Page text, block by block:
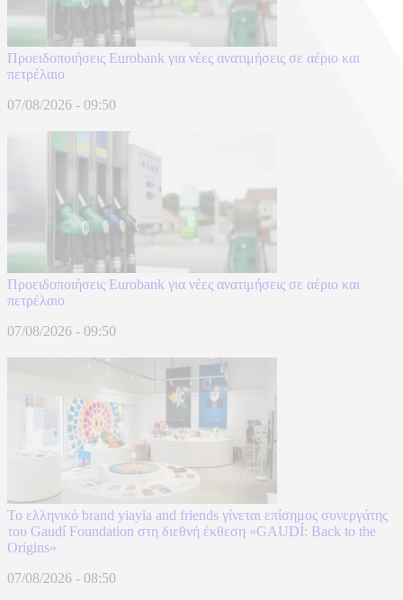
Προειδοποιήσεις Eurobank για νέες ανατιμήσεις σε αέριο και
πετρέλαιο
07/08/2026 - 09:50
Προειδοποιήσεις Eurobank για νέες ανατιμήσεις σε αέριο και
πετρέλαιο
07/08/2026 - 09:50
Το ελληνικό brand yiayia and friends γίνεται επίσημος συνεργάτης
του Gaudí Foundation στη διεθνή έκθεση «GAUDÍ: Back to the
Origins»
07/08/2026 - 08:50